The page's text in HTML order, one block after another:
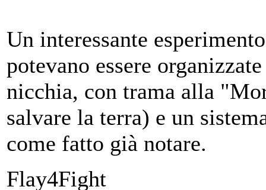
Un interessante
potevano essere
nicchia, con trama alla
salvare la terra) e un
come fatto già notare.
Flay4Fight